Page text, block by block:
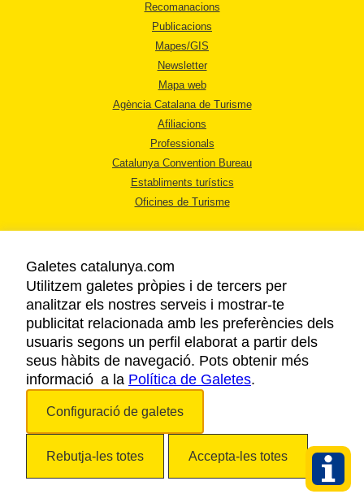
Recomanacions
Publicacions
Mapes/GIS
Newsletter
Mapa web
Agència Catalana de Turisme
Afiliacions
Professionals
Catalunya Convention Bureau
Establiments turístics
Oficines de Turisme
AVÍS LEGAL
POLÍTICA DE PRIVACITAT
COOKIES
ACCESSIBILITAT
Galetes catalunya.com
Utilitzem galetes pròpies i de tercers per
analitzar els nostres serveis i mostrar-te
publicitat relacionada amb les preferències dels
usuaris segons un perfil elaborat a partir dels
seus hàbits de navegació. Pots obtenir més
informació a la Política de Galetes.
Configuració de galetes
Rebutja-les totes Accepta-les totes